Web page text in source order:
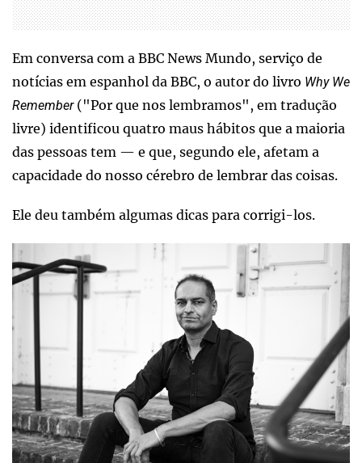
Em conversa com a BBC News Mundo, serviço de
notícias em espanhol da BBC, o autor do livro Why We
Remember("Por que nos lembramos", em tradução
livre) identificou quatro maus hábitos que a maioria
das pessoas tem — e que, segundo ele, afetam a
capacidade do nosso cérebro de lembrar das coisas.
Ele deu também algumas dicas para corrigi-los.